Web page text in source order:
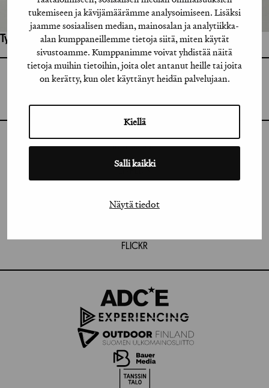
tukemiseen ja kävijämäärämme analysoimiseen. Lisäksi
jaamme sosiaalisen median, mainosalan ja analytiikka-
alan kumppaneillemme tietoja siitä, miten käytät
sivustoamme. Kumppanimme voivat yhdistää näitä
tietoja muihin tietoihin, joita olet antanut heille tai joita
on kerätty, kun olet käyttänyt heidän palvelujaan.
Kiellä
Salli kaikki
Näytä tiedot
Työhön osallistuneet henkilöt / tahot:
GRAFIA RY
GRAFIA(AT)GRAFIA.FI
INSTAGRAM
FLICKR